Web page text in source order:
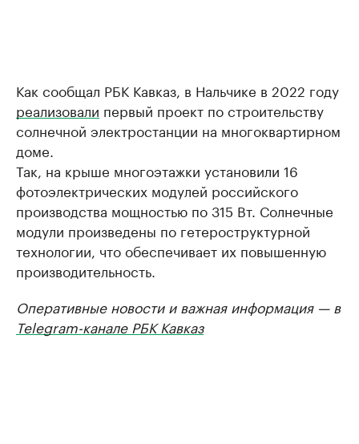
Как сообщал РБК Кавказ, в Нальчике в 2022 году
реализовали первый проект по строительству
солнечной электростанции на многоквартирном
доме.
Так, на крыше многоэтажки установили 16
фотоэлектрических модулей российского
производства мощностью по 315 Вт. Солнечные
модули произведены по гетероструктурной
технологии, что обеспечивает их повышенную
производительность.
Оперативные новости и важная информация — в
Telegram-канале РБК Кавказ